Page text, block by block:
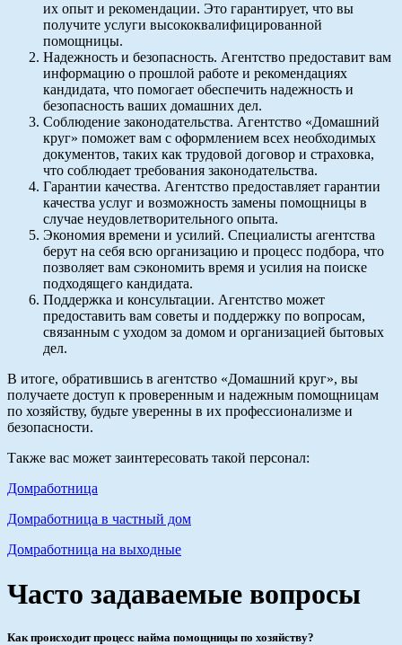
их опыт и рекомендации. Это гарантирует, что вы
получите услуги высококвалифицированной
помощницы.
Надежность и безопасность. Агентство предоставит вам
информацию о прошлой работе и рекомендациях
кандидата, что помогает обеспечить надежность и
безопасность ваших домашних дел.
Соблюдение законодательства. Агентство «Домашний
круг» поможет вам с оформлением всех необходимых
документов, таких как трудовой договор и страховка,
что соблюдает требования законодательства.
Гарантии качества. Агентство предоставляет гарантии
качества услуг и возможность замены помощницы в
случае неудовлетворительного опыта.
Экономия времени и усилий. Специалисты агентства
берут на себя всю организацию и процесс подбора, что
позволяет вам сэкономить время и усилия на поиске
подходящего кандидата.
Поддержка и консультации. Агентство может
предоставить вам советы и поддержку по вопросам,
связанным с уходом за домом и организацией бытовых
дел.
В итоге, обратившись в агентство «Домашний круг», вы
получаете доступ к проверенным и надежным помощницам
по хозяйству, будьте уверенны в их профессионализме и
безопасности.
Также вас может заинтересовать такой персонал:
Домработница
Домработница в частный дом
Домработница на выходные
Часто задаваемые вопросы
Как происходит процесс найма помощницы по хозяйству?